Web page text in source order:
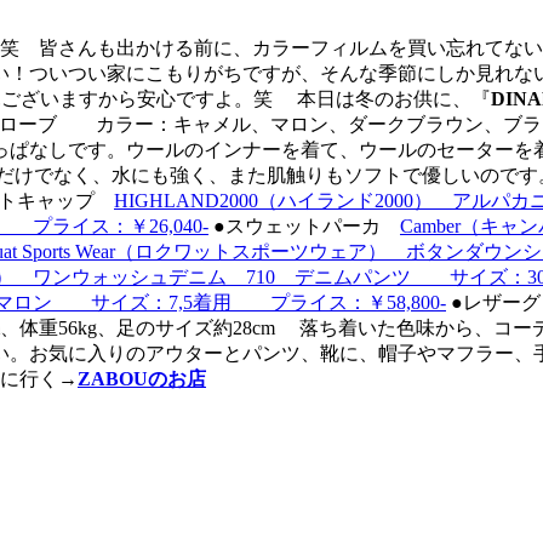
んも出かける前に、カラーフィルムを買い忘れてない
ついつい家にこもりがちですが、そんな季節にしか見れ
ざいますから安心ですよ。笑 本日は冬のお供に、『
ーブ カラー：キャメル、マロン、ダークブラウン、
なしです。ウールのインナーを着て、ウールのセーター
でなく、水にも強く、また肌触りもソフトで優しいのです
キャップ HIGHLAND2000（ハイランド2000） アルパ
ライス：￥26,040- ●スウェットパーカ Camber（キャ
Sports Wear（ロクワットスポーツウェア） ボタンダ
） ワンウォッシュデニム 710 デニムパンツ サイズ：
マロン サイズ：7,5着用 プライス：￥58,800- ●レザー
56kg、足のサイズ約28cm 落ち着いた色味から、コーデ
お気に入りのアウターとパンツ、靴に、帽子やマフラー
行く → ZABOUのお店